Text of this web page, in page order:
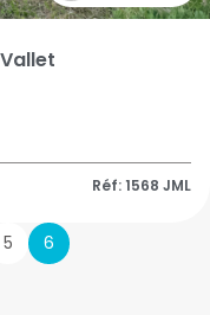
Réf: 1568 JML
5 6